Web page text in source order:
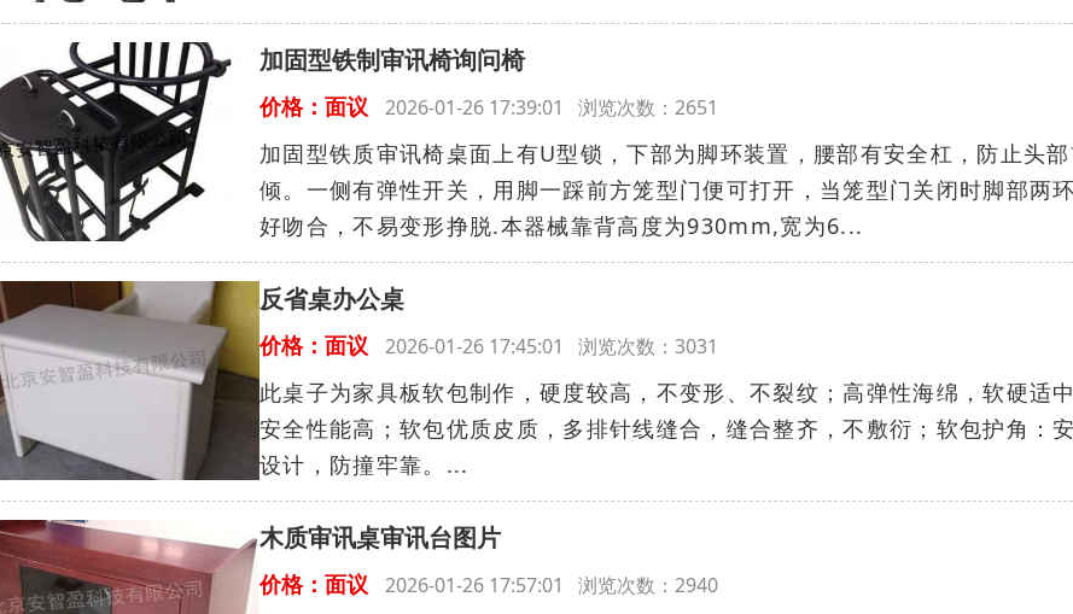
加固型铁制审讯椅询问椅
价格：面议 2026-01-26 17:39:01 浏览次数：2651
加固型铁质审讯椅桌面上有U型锁，下部为脚环装置，腰部有安全杠，防止头
倾。一侧有弹性开关，用脚一踩前方笼型门便可打开，当笼型门关闭时脚部两
好吻合，不易变形挣脱.本器械靠背高度为930mm,宽为6...
反省桌办公桌
价格：面议 2026-01-26 17:45:01 浏览次数：3031
此桌子为家具板软包制作，硬度较高，不变形、不裂纹；高弹性海绵，软硬适
安全性能高；软包优质皮质，多排针线缝合，缝合整齐，不敷衍；软包护角：
设计，防撞牢靠。...
木质审讯桌审讯台图片
价格：面议 2026-01-26 17:57:01 浏览次数：2940